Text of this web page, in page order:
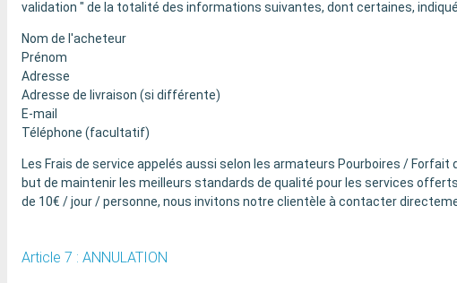
validation " de la totalité des informations suivantes, dont certaines,
Nom de l'acheteur
Prénom
Adresse
Adresse de livraison (si différente)
E-mail
Téléphone (facultatif)
Les Frais de service appelés aussi selon les armateurs Pourboires /
but de maintenir les meilleurs standards de qualité pour les services
de 10€ / jour / personne, nous invitons notre clientèle à contacter
Article 7 : ANNULATION